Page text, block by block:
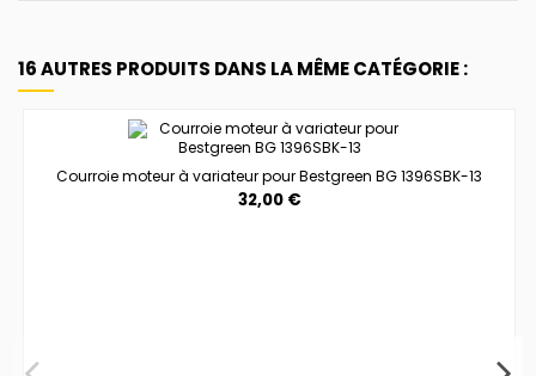
16 AUTRES PRODUITS DANS LA MÊME CATÉGORIE :
Courroie moteur à variateur pour Bestgreen BG 1396SBK-13
32,00 €